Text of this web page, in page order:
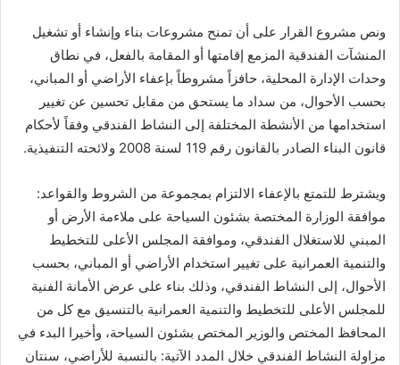
ونص مشروع القرار على أن تمنح مشروعات بناء وإنشاء أو تشغيل
المنشآت الفندقية المزمع إقامتها أو المقامة بالفعل، في نطاق
وحدات الإدارة المحلية، حافزاً مشروطاً بإعفاء الأراضي أو المباني،
بحسب الأحوال، من سداد ما يستحق من مقابل تحسين عن تغيير
استخدامها من الأنشطة المختلفة إلى النشاط الفندقي وفقاً لأحكام
قانون البناء الصادر بالقانون رقم 119 لسنة 2008 ولائحته التنفيذية.
ويشترط للتمتع بالإعفاء الالتزام بمجموعة من الشروط والقواعد:
موافقة الوزارة المختصة بشئون السياحة على ملاءمة الأرض أو
المبني للاستغلال الفندقي، وموافقة المجلس الأعلى للتخطيط
والتنمية العمرانية على تغيير استخدام الأراضي أو المباني، بحسب
الأحوال، إلى النشاط الفندقي، وذلك بناء على عرض الأمانة الفنية
للمجلس الأعلى للتخطيط والتنمية العمرانية بالتنسيق مع كل من
المحافظ المختص والوزير المختص بشئون السياحة، وأخيرا البدء في
مزاولة النشاط الفندقي خلال المدد الآتية: بالنسبة للأراضي، سنتان